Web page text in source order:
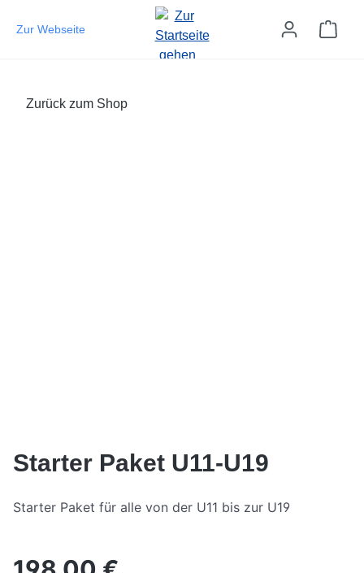
Zum Hauptinhalt springen
Zur Webseite
Zurück zum Shop
Starter Paket U11-U19
Starter Paket für alle von der U11 bis zur U19
Regulärer Preis: